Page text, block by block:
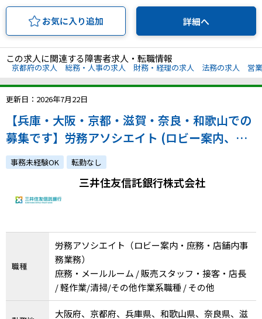
お気に入り追加 詳細へ
この求人に関連する障害者求人・転職情報
京都府の求人 総務・人事の求人 財務・経理の求人 法務の求人 営
更新日：2026年7月22日
【兵庫・大阪・京都・滋賀・奈良・和歌山での
募集です】労務アソシエイト (ロビー案内、庶
務・店内事務業務等) / 1次面接は大阪本店での
対面面接となります / 必ず希望拠点を明記の
上、ご応募ください / 原則残業無し / 40～50代
活躍中
事務未経験OK 転勤なし
三井住友信託銀行株式会社
職種
労務アソシエイト（ロビー案内・庶務・店舗内事
務業務）
庶務・メールルーム / 販売スタッフ・接客・店長
/ 軽作業/清掃/その他作業系職種 / その他
大阪府、京都府、兵庫県、和歌山県、奈良県、滋